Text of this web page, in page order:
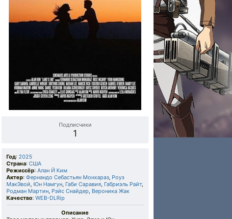
Подписчики
1
Год: 2025
Страна: США
Режиссёр: Алан Й Ким
Актер: Фернандо Себастьян Монхараз, Роуз
МакЭвой, Юн Намгун, Габи Саравия, Габриэль Райт,
Родман Мартин, Рэйс Снайдер, Вероника Жак
Качество: WEB-DLRip
Описание